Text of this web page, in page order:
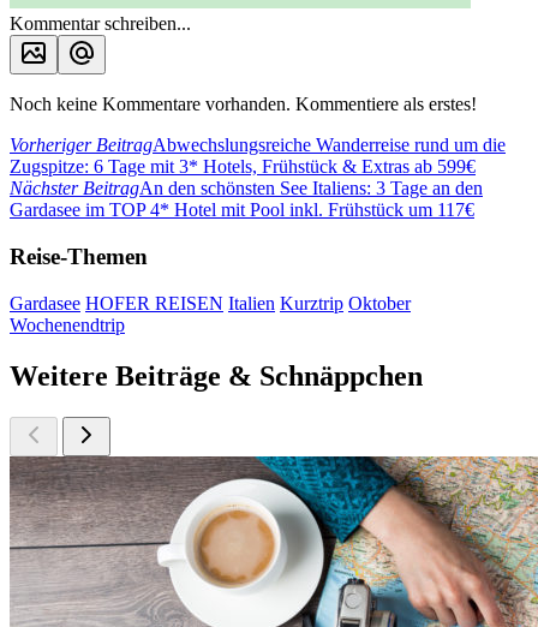
Kommentar schreiben...
Noch keine Kommentare vorhanden. Kommentiere als erstes!
Vorheriger BeitragAbwechslungsreiche Wanderreise rund um die
Zugspitze: 6 Tage mit 3* Hotels, Frühstück & Extras ab 599€
Nächster BeitragAn den schönsten See Italiens: 3 Tage an den
Gardasee im TOP 4* Hotel mit Pool inkl. Frühstück um 117€
Reise-Themen
Gardasee HOFER REISEN Italien Kurztrip Oktober
Wochenendtrip
Weitere Beiträge & Schnäppchen